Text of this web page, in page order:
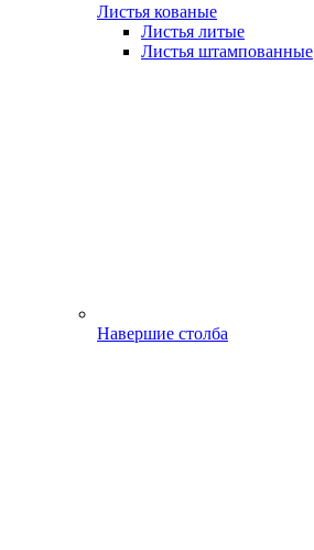
Листья кованые
Листья литые
Листья штампованные
Навершие столба